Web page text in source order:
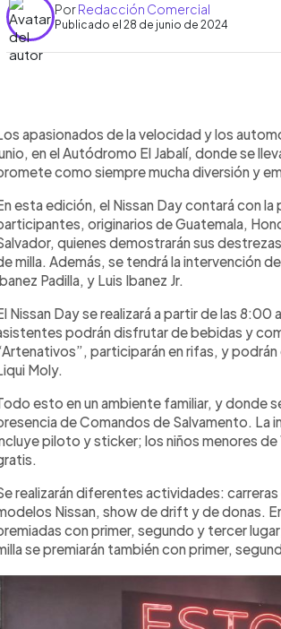
PorRedacción Comercial
Publicado el 28 de junio de 2024
► Escuchar artículo
apasionados de la velocidad y los
en el Autódromo El Jabalí, donde se
como siempre mucha diversión y
esta edición, el Nissan Day contará con
originarios de Guatemala,
quienes demostrarán sus
milla. Además, se tendrá la intervención
Padilla, y Luis Ibanez Jr.
Nissan Day se realizará a partir de las
podrán disfrutar de bebidas y
participarán en rifas, y
Moly.
esto en un ambiente familiar, y donde
de Comandos de Salvamento.
piloto y sticker; los niños menores
realizarán diferentes actividades:
Nissan, show de drift y de donas.
con primer, segundo y tercer
se premiarán también con primer,